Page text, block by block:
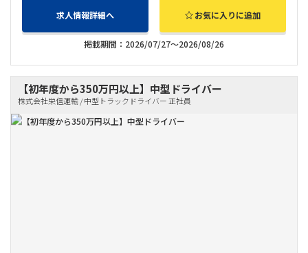
求人情報詳細へ お気に入りに追加
掲載期間：2026/07/27～2026/08/26
【初年度から350万円以上】中型ドライバー
株式会社栄信運輸 / 中型トラックドライバー 正社員